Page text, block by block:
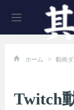
ホーム > 動画
Twitch